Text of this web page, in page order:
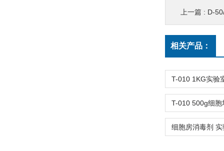
上一篇 : D-50/
相关产品：